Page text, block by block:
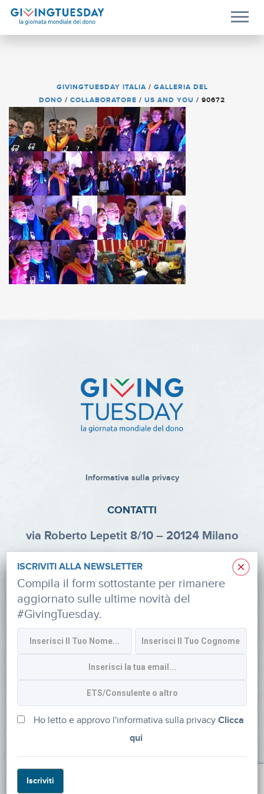
GIVINGTUESDAY ITALIA / GALLERIA DEL
DONO / COLLABORATORE / US AND YOU / 90672
Informativa sulla privacy
CONTATTI
via Roberto Lepetit 8/10 – 20124 Milano
Tel: +39 02 47924880
CF: 91374340379
SOCIAL
×
ISCRIVITI ALLA NEWSLETTER
Compila il form sottostante per rimanere
aggiornato sulle ultime novità del
#GivingTuesday.
Ho letto e approvo l'informativa sulla privacyClicca
qui
Iscriviti
Powered by